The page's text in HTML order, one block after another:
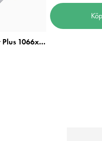
MicroSDXC Silver Plus 1066x R205/W100 128GB